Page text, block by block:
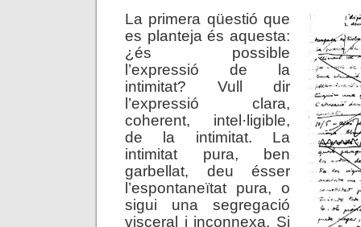
La primera qüestió que
es planteja és aquesta:
¿és possible
l’expressió de la
intimitat? Vull dir
l’expressió clara,
coherent, intel·ligible,
de la intimitat. La
intimitat pura, ben
garbellat, deu ésser
l’espontaneïtat pura, o
sigui una segregació
visceral i inconnexa. Si